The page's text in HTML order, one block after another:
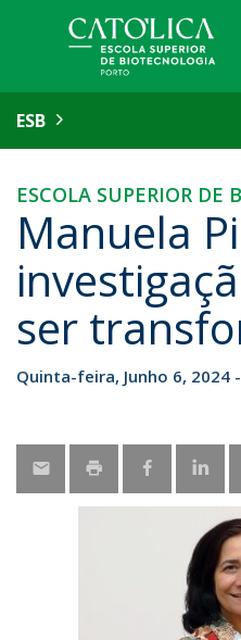
ESB
ESCOLA SUPERIOR DE
Manuela
ser
Quinta-feira, Junho 6, 2024